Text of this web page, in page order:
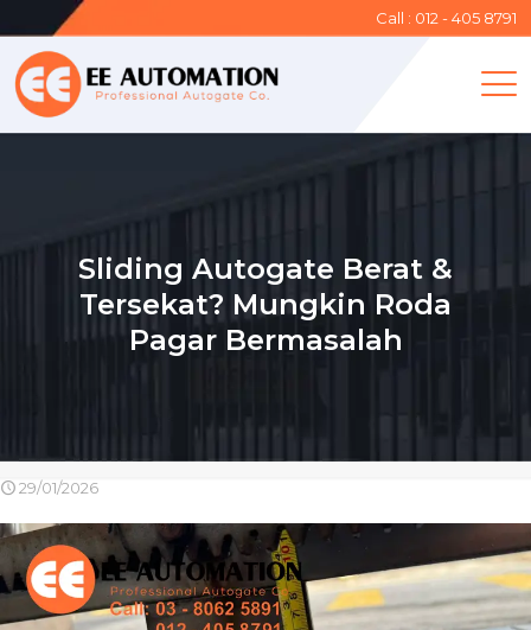
Call : 012 - 405 8791
Sliding Autogate Berat &
Tersekat? Mungkin Roda
Pagar Bermasalah
29/01/2026